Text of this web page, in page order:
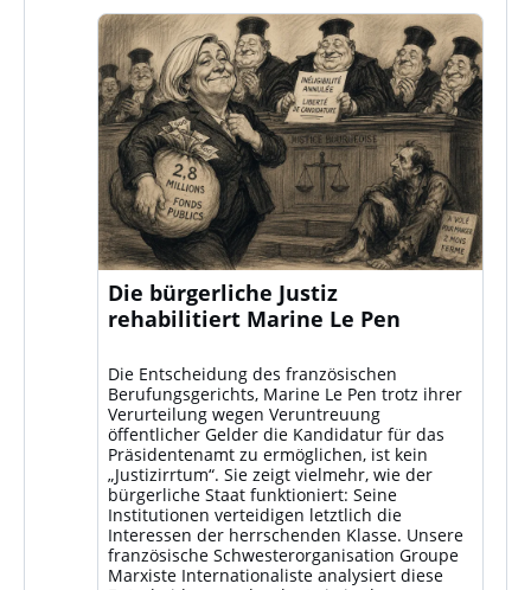
Die bürgerliche Justiz
rehabilitiert Marine Le Pen
Die Entscheidung des französischen
Berufungsgerichts, Marine Le Pen trotz ihrer
Verurteilung wegen Veruntreuung
öffentlicher Gelder die Kandidatur für das
Präsidentenamt zu ermöglichen, ist kein
„Justizirrtum“. Sie zeigt vielmehr, wie der
bürgerliche Staat funktioniert: Seine
Institutionen verteidigen letztlich die
Interessen der herrschenden Klasse. Unsere
französische Schwesterorganisation Groupe
Marxiste Internationaliste analysiert diese